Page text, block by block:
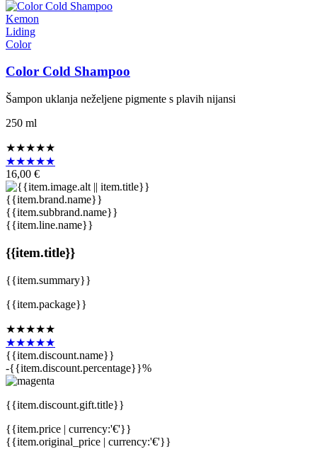
Kemon
Liding
Color
Color Cold Shampoo
Šampon uklanja neželjene pigmente s plavih nijansi
250 ml
★★★★★
★★★★★
16,00 €
{{item.brand.name}}
{{item.subbrand.name}}
{{item.line.name}}
{{item.title}}
{{item.summary}}
{{item.package}}
★★★★★
★★★★★
{{item.discount.name}}
-{{item.discount.percentage}}%
{{item.discount.gift.title}}
{{item.price | currency:'€'}}
{{item.original_price | currency:'€'}}